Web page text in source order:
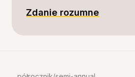
Zdanie rozumne